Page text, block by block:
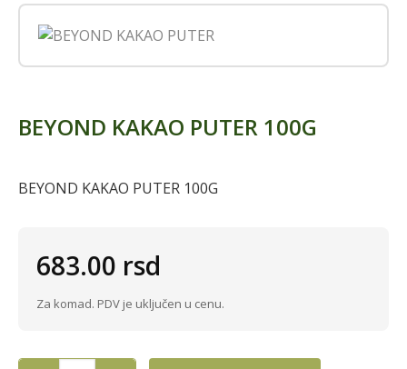
BEYOND KAKAO PUTER 100G
BEYOND KAKAO PUTER 100G
683.00 rsd
Za komad. PDV je uključen u cenu.